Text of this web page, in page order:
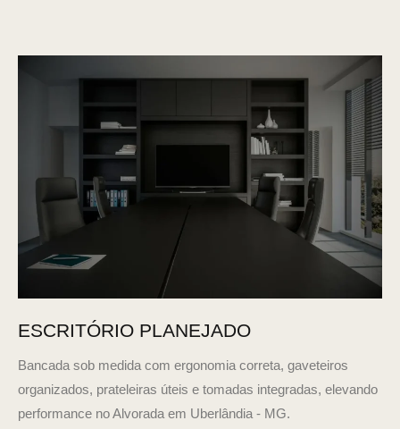
ESCRITÓRIO PLANEJADO
Bancada sob medida com ergonomia correta, gaveteiros
organizados, prateleiras úteis e tomadas integradas, elevando
performance no Alvorada em Uberlândia - MG.